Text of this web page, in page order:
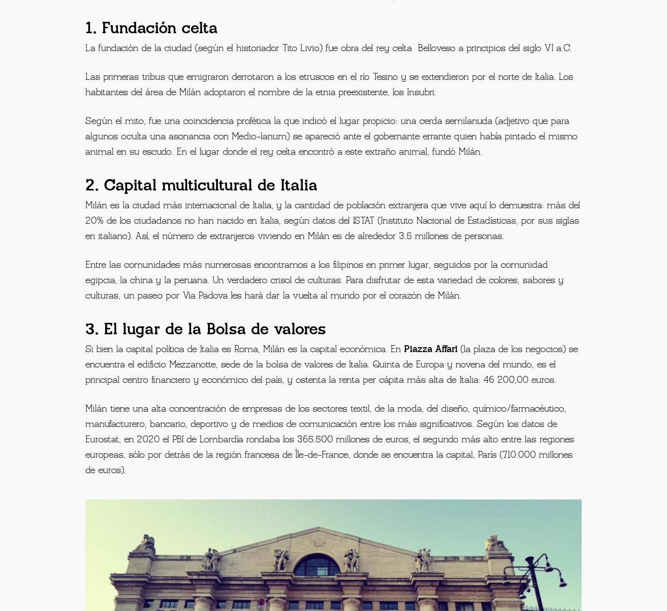
1. Fundación celta
La fundación de la ciudad (según el historiador Tito Livio) fue obra del rey celta Belloveso a principios del siglo VI a.C.
Las primeras tribus que emigraron derrotaron a los etruscos en el río Tesino y se extendieron por el norte de Italia. Los
habitantes del área de Milán adoptaron el nombre de la etnia preexistente, los Insubri.
Según el mito, fue una coincidencia profética la que indicó el lugar propicio: una cerda semilanuda (adjetivo que para
algunos oculta una asonancia con Medio-lanum) se apareció ante el gobernante errante quien había pintado el mismo
animal en su escudo. En el lugar donde el rey celta encontró a este extraño animal, fundó Milán.
2. Capital multicultural de Italia
Milán es la ciudad más internacional de Italia, y la cantidad de población extranjera que vive aquí lo demuestra: más del
20% de los ciudadanos no han nacido en Italia, según datos del ISTAT (Instituto Nacional de Estadísticas, por sus siglas
en italiano). Así, el número de extranjeros viviendo en Milán es de alrededor 3.5 millones de personas.
Entre las comunidades más numerosas encontramos a los filipinos en primer lugar, seguidos por la comunidad
egipcia, la china y la peruana. Un verdadero crisol de culturas. Para disfrutar de esta variedad de colores, sabores y
culturas, un paseo por Via Padova les hará dar la vuelta al mundo por el corazón de Milán.
3. El lugar de la Bolsa de valores
Si bien la capital política de Italia es Roma, Milán es la capital económica. En Piazza Affari (la plaza de los negocios) se
encuentra el edificio Mezzanotte, sede de la bolsa de valores de Italia. Quinta de Europa y novena del mundo, es el
principal centro financiero y económico del país, y ostenta la renta per cápita más alta de Italia: 46 200,00 euros.
Milán tiene una alta concentración de empresas de los sectores textil, de la moda, del diseño, químico/farmacéutico,
manufacturero, bancario, deportivo y de medios de comunicación entre los más significativos. Según los datos de
Eurostat, en 2020 el PBI de Lombardía rondaba los 365.500 millones de euros, el segundo más alto entre las regiones
europeas, sólo por detrás de la región francesa de Île-de-France, donde se encuentra la capital, París (710.000 millones
de euros).